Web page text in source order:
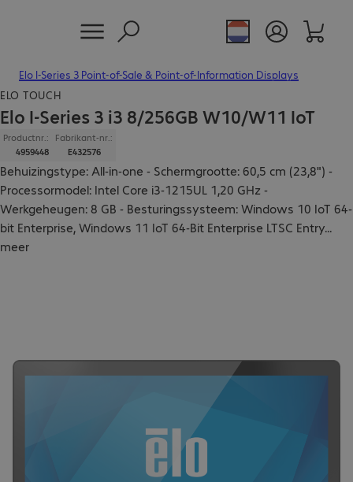
Elo I-Series 3 Point-of-Sale & Point-of-Information Displays
ELO TOUCH
Elo I-Series 3 i3 8/256GB W10/W11 IoT
Productnr.:
4959448
Fabrikant-nr.:
E432576
Behuizingstype: All-in-one - Schermgrootte: 60,5 cm (23,8") -
Processormodel: Intel Core i3-1215UL 1,20 GHz -
Werkgeheugen: 8 GB - Besturingssysteem: Windows 10 IoT 64-
bit Enterprise, Windows 11 IoT 64-Bit Enterprise LTSC Entry...
meer